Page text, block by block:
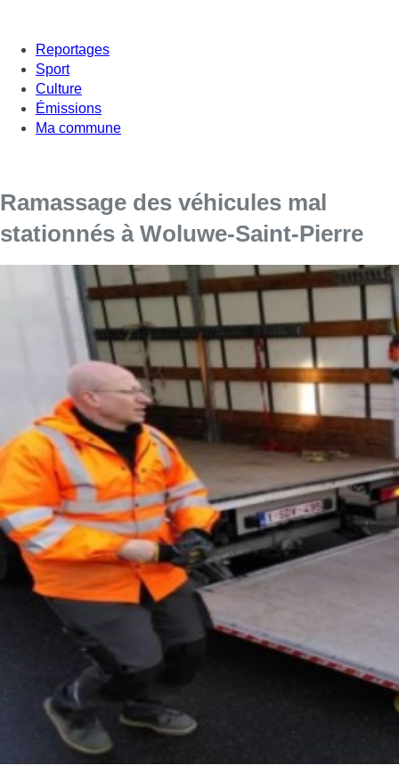
Reportages
Sport
Culture
Émissions
Ma commune
Ramassage des véhicules mal
stationnés à Woluwe-Saint-Pierre